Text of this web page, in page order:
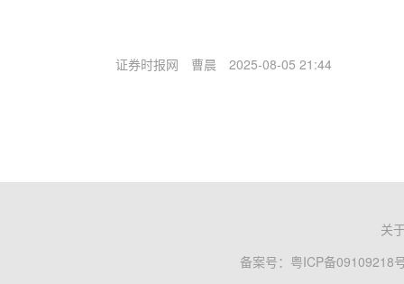
证券时报网 曹晨 2025-08-05 21:44
关
备案号： 粤ICP备09109218